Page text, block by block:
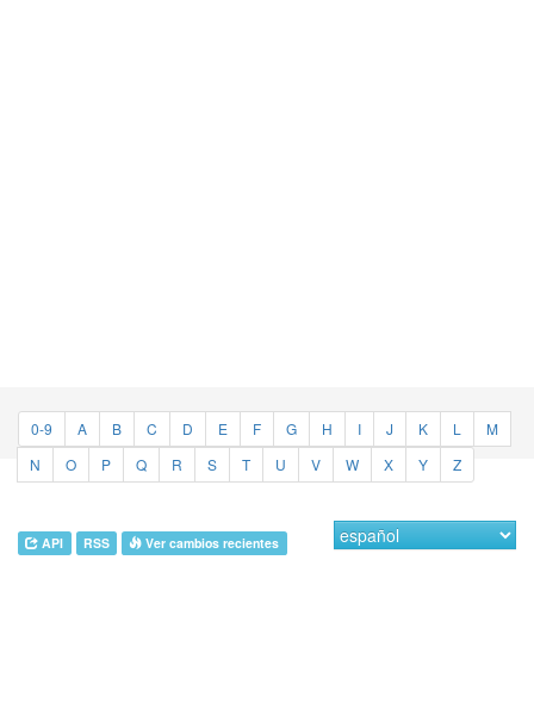
0-9 A B C D E F G H I J K L
M
N
O P Q R S T U V W X Y Z
API RSS Ver cambios recientes